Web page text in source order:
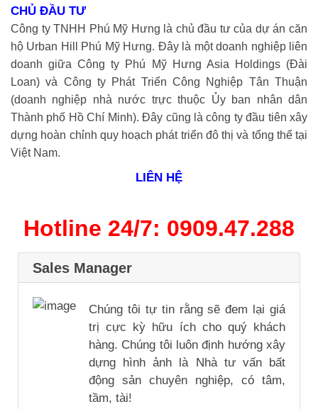
CHỦ ĐẦU TƯ
Công ty TNHH Phú Mỹ Hưng là chủ đầu tư của dự án căn
hộ Urban Hill Phú Mỹ Hưng. Đây là một doanh nghiệp liên
doanh giữa Công ty Phú Mỹ Hưng Asia Holdings (Đài
Loan) và Công ty Phát Triển Công Nghiệp Tân Thuận
(doanh nghiệp nhà nước trực thuộc Ủy ban nhân dân
Thành phố Hồ Chí Minh). Đây cũng là công ty đầu tiên xây
dựng hoàn chỉnh quy hoạch phát triển đô thị và tổng thể tại
Việt Nam.
LIÊN HỆ
Hotline 24/7: 0909.47.288
Sales Manager
Chúng tôi tự tin rằng sẽ đem lại giá
trị cực kỳ hữu ích cho quý khách
hàng. Chúng tôi luôn định hướng xây
dựng hình ảnh là Nhà tư vấn bất
động sản chuyên nghiệp, có tâm,
tầm, tài!